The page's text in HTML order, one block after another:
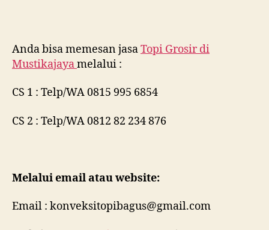
Anda bisa memesan jasaTopi Grosir di
Mustikajayamelalui :
CS 1 : Telp/WA 0815 995 6854
CS 2 : Telp/WA 0812 82 234 876
Melalui email atau website:
Email : konveksitopibagus@gmail.com